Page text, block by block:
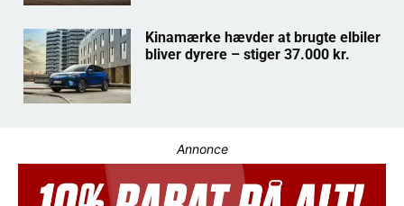
Kinamærke hævder at brugte elbiler
bliver dyrere – stiger 37.000 kr.
Annonce